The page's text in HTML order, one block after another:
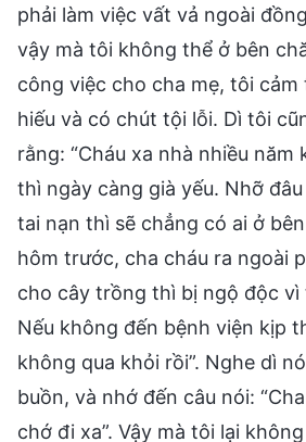
phải làm việc vất vả ngoài
vậy mà tôi không thể ở bên
công việc cho cha mẹ, tôi
hiếu và có chút tội lỗi. Dì tôi
rằng: “Cháu xa nhà nhiều năm
thì ngày càng già yếu. Nhỡ
tai nạn thì sẽ chẳng có ai ở
hôm trước, cha cháu ra ngoài
cho cây trồng thì bị ngộ độc vì
Nếu không đến bệnh viện kịp
không qua khỏi rồi”. Nghe dì
buồn, và nhớ đến câu nói:
chớ đi xa”. Vậy mà tôi lại